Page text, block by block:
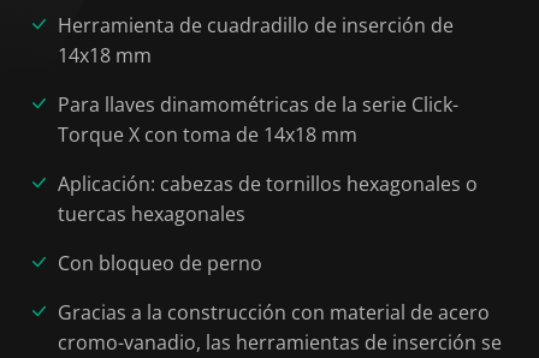
Herramienta de cuadradillo de inserción de
14x18 mm
Para llaves dinamométricas de la serie Click-
Torque X con toma de 14x18 mm
Aplicación: cabezas de tornillos hexagonales o
tuercas hexagonales
Con bloqueo de perno
Gracias a la construcción con material de acero
cromo-vanadio, las herramientas de inserción se